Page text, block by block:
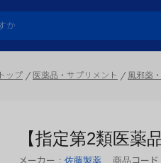
トップ 医薬品・サプリメント 風邪薬
【指定第2類医薬
メーカー： 佐藤製薬 商品コード